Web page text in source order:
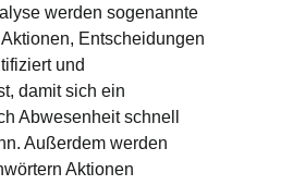
werden sogenannte
Aktionen, Entscheidungen
und
damit sich ein
Abwesenheit schnell
Außerdem werden
Aktionen